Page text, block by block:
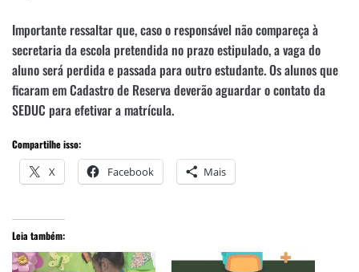
Importante ressaltar que, caso o responsável não compareça à
secretaria da escola pretendida no prazo estipulado, a vaga do
aluno será perdida e passada para outro estudante. Os alunos que
ficaram em Cadastro de Reserva deverão aguardar o contato da
SEDUC para efetivar a matrícula.
Compartilhe isso:
X Facebook Mais
Leia também: